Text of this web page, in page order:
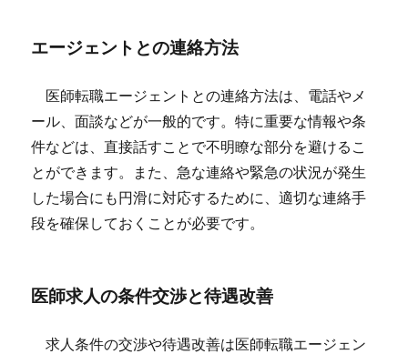
エージェントとの連絡方法
医師転職エージェントとの連絡方法は、電話やメ
ール、面談などが一般的です。特に重要な情報や条
件などは、直接話すことで不明瞭な部分を避けるこ
とができます。また、急な連絡や緊急の状況が発生
した場合にも円滑に対応するために、適切な連絡手
段を確保しておくことが必要です。
医師求人の条件交渉と待遇改善
求人条件の交渉や待遇改善は医師転職エージェン